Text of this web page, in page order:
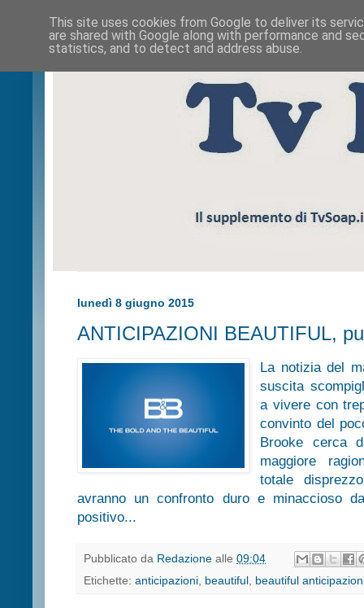
lunedì 8 giugno 2015
ANTICIPAZIONI BEAUTIFUL,
La notizia del
suscita
a vivere con
convinto del
Brooke cerca
maggiore
totale
avranno un confronto duro e minaccioso
positivo...
Pubblicato da Redazione alle 09:04
Etichette: anticipazioni beautiful beautiful
This site uses cookies from Google to deliver its
are shared with Google along with performance and
statistics, and to detect and address abuse.